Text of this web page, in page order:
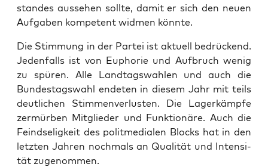
stan­des aus­se­hen soll­te, damit er sich den neu­en
Auf­ga­ben kom­pe­tent wid­men könnte.
Die Stim­mung in der Par­tei ist aktu­ell bedrü­ckend.
Jeden­falls ist von Eupho­rie und Auf­bruch wenig
zu spü­ren. Alle Land­tags­wah­len und auch die
Bun­des­tags­wahl ende­ten in die­sem Jahr mit teils
deut­li­chen Stim­men­ver­lus­ten. Die Lager­kämp­fe
zer­mür­ben Mit­glie­der und Funk­tio­nä­re. Auch die
Feind­se­lig­keit des polit­me­dia­len Blocks hat in den
letz­ten Jah­ren noch­mals an Qua­li­tät und Inten­si­
tät zugenommen.